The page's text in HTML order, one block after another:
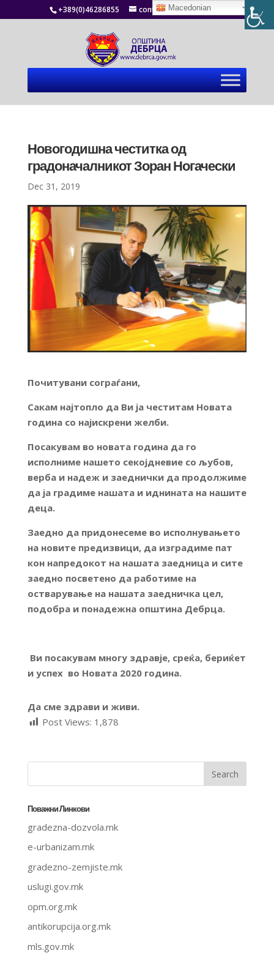
+389(0)46286855 contact@debrca.gov.mk
Новогодишна честитка од
градоначалникот Зоран Ногачески
Dec 31, 2019
Почитувани сограѓани,
Сакам најтопло да Ви ја честитам Новата
година со најискрени желби.
Посакувам во новата година да го
исполниме нашето секојдневие со љубов,
верба и надеж и заеднички да продолжиме
да ја градиме нашата и иднината на нашите
деца.
Заедно да придонесеме во исполнувањето
на новите предизвици, да изградиме пат
кон напредокот на нашата заедницаи сите
заедно посветено да работиме на
остварување на нашата заедничка цел,
подобра и понадежна општина Дебрца.
Ви посакувам многу здравје, среќа, бериќет
и успех во Новата 2020 година.
Да сме здрави и живи.
Post Views: 1,878
Поважни Линкови
gradezna-dozvola.mk
e-urbanizam.mk
gradezno-zemjiste.mk
uslugi.gov.mk
opm.org.mk
antikorupcija.org.mk
mls.gov.mk
Macedonian